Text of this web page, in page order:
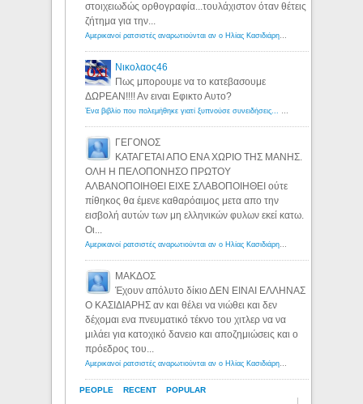
PEOPLE RECENT POPULAR
στοιχειωδώς ορθογραφία...τουλάχιστον όταν θέτεις
ζήτημα για την...
Αμερικανοί ρατσιστές αναρωτιούνται αν ο Ηλίας Κασιδιάρης ανήκει στη λευκή φυλή... - Λόγιος Ερμής
Νικολαος46
Πως μπορουμε να το κατεβασουμε
ΔΩΡΕΑΝ!!!! Αν ειναι Εφικτο Αυτο?
Ένα βιβλίο που πολεμήθηκε γιατί ξυπνούσε συνειδήσεις... - Λόγιος Ερμής | Η γνώση ξεκινάει με την αναζήτηση...
ΓΕΓΟΝΟΣ
ΚΑΤΑΓΕΤΑΙ ΑΠΟ ΕΝΑ ΧΩΡΙΟ ΤΗΣ ΜΑΝΗΣ.
ΟΛΗ Η ΠΕΛΟΠΟΝΗΣΟ ΠΡΩΤΟΥ
ΑΛΒΑΝΟΠΟΙΗΘΕΙ ΕΙΧΕ ΣΛΑΒΟΠΟΙΗΘΕΙ ούτε
πίθηκος θα έμενε καθαρόαιμος μετα απο την
εισβολή αυτών των μη ελληνικών φυλων εκεί κατω.
Οι...
Αμερικανοί ρατσιστές αναρωτιούνται αν ο Ηλίας Κασιδιάρης ανήκει στη λευκή φυλή... - Λόγιος Ερμής
ΜΑΚΔΟΣ
Έχουν απόλυτο δίκιο ΔΕΝ ΕΙΝΑΙ ΕΛΛΗΝΑΣ
Ο ΚΑΣΙΔΙΑΡΗΣ αν και θέλει να νιώθει και δεν
δέχομαι ενα πνευματικό τέκνο του χιτλερ να να
μιλάει για κατοχικό δανειο και αποζημιώσεις και ο
πρόεδρος του...
Αμερικανοί ρατσιστές αναρωτιούνται αν ο Ηλίας Κασιδιάρης ανήκει στη λευκή φυλή... - Λόγιος Ερμής